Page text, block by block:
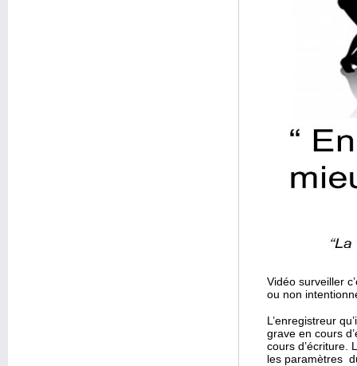
Vidéo surveiller
ou non
L’enregistreur
grave en cours
cours d’écriture.
les paramètres